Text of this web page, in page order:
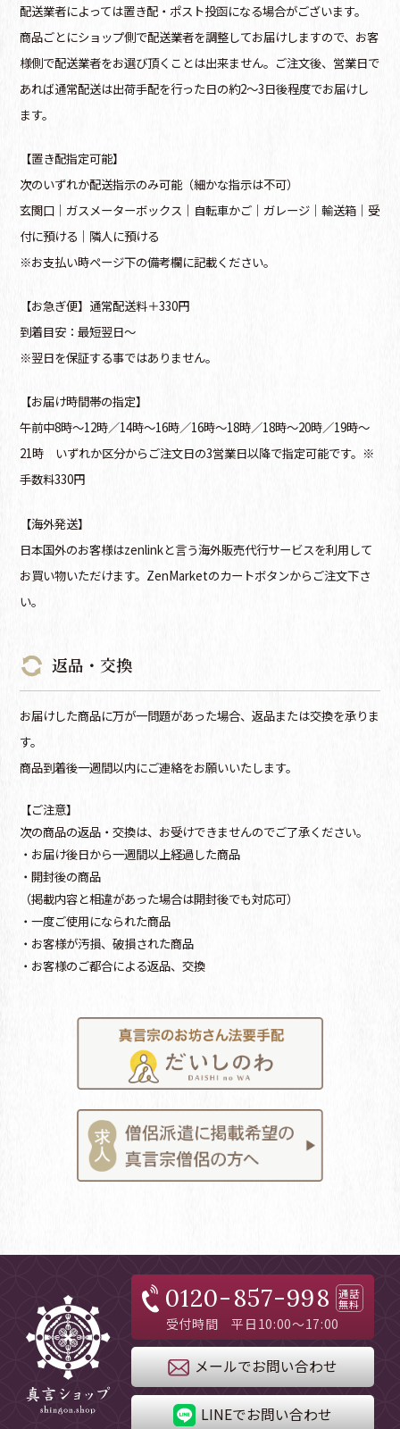
配送業者によっては置き配・ポスト投函になる場合がございます。
商品ごとにショップ側で配送業者を調整してお届けしますので、お客
様側で配送業者をお選び頂くことは出来ません。ご注文後、営業日で
あれば通常配送は出荷手配を行った日の約2～3日後程度でお届けし
ます。
【置き配指定可能】
次のいずれか配送指示のみ可能（細かな指示は不可）
玄関口│ガスメーターボックス│自転車かご│ガレージ│輸送箱│受
付に預ける│隣人に預ける
※お支払い時ページ下の備考欄に記載ください。
【お急ぎ便】通常配送料＋330円
到着目安：最短翌日～
※翌日を保証する事ではありません。
【お届け時間帯の指定】
午前中8時～12時／14時～16時／16時～18時／18時～20時／19時～
21時 いずれか区分からご注文日の3営業日以降で指定可能です。※
手数料330円
【海外発送】
日本国外のお客様はzenlinkと言う海外販売代行サービスを利用して
お買い物いただけます。ZenMarketのカートボタンからご注文下さ
い。
返品・交換
お届けした商品に万が一問題があった場合、返品または交換を承りま
す。
商品到着後一週間以内にご連絡をお願いいたします。
【ご注意】
次の商品の返品・交換は、お受けできませんのでご了承ください。
・お届け後日から一週間以上経過した商品
・開封後の商品
（掲載内容と相違があった場合は開封後でも対応可）
・一度ご使用になられた商品
・お客様が汚損、破損された商品
・お客様のご都合による返品、交換
0120-857-998 通話
無料
受付時間 平日10:00～17:00
メールでお問い合わせ
LINEでお問い合わせ